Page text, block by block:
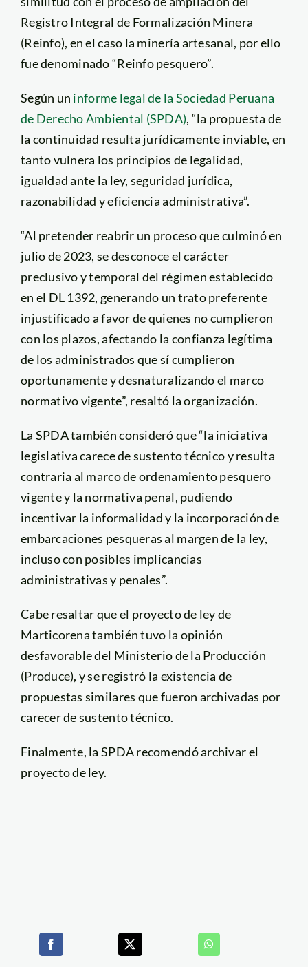
Registro Integral de Formalización Minera
(Reinfo), en el caso la minería artesanal, por ello
fue denominado “Reinfo pesquero”.
Según un informe legal de la Sociedad Peruana
de Derecho Ambiental (SPDA), “la propuesta de
la continuidad resulta jurídicamente inviable, en
tanto vulnera los principios de legalidad,
igualdad ante la ley, seguridad jurídica,
razonabilidad y eficiencia administrativa”.
“Al pretender reabrir un proceso que culminó en
julio de 2023, se desconoce el carácter
preclusivo y temporal del régimen establecido
en el DL 1392, generando un trato preferente
injustificado a favor de quienes no cumplieron
con los plazos, afectando la confianza legítima
de los administrados que sí cumplieron
oportunamente y desnaturalizando el marco
normativo vigente”, resaltó la organización.
La SPDA también consideró que “la iniciativa
legislativa carece de sustento técnico y resulta
contraria al marco de ordenamiento pesquero
vigente y la normativa penal, pudiendo
incentivar la informalidad y la incorporación de
embarcaciones pesqueras al margen de la ley,
incluso con posibles implicancias
administrativas y penales”.
Cabe resaltar que el proyecto de ley de
Marticorena también tuvo la opinión
desfavorable del Ministerio de la Producción
(Produce), y se registró la existencia de
propuestas similares que fueron archivadas por
carecer de sustento técnico.
Finalmente, la SPDA recomendó archivar el
proyecto de ley.